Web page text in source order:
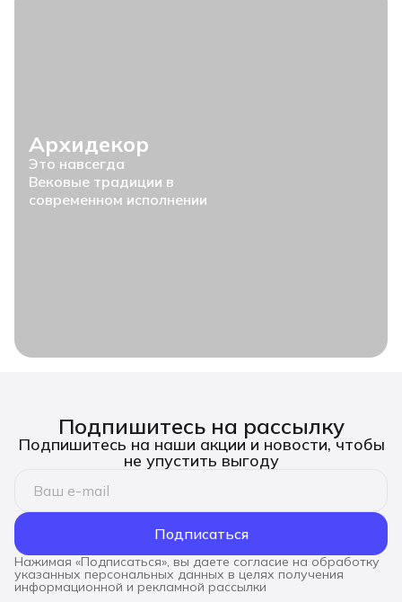
Архидекор
Это навсегда
Вековые традиции в
современном исполнении
Подпишитесь на рассылку
Подпишитесь на наши акции и новости, чтобы
не упустить выгоду
Подписаться
Нажимая «Подписаться», вы даете согласие на обработку
указанных персональных данных в целях получения
информационной и рекламной рассылки